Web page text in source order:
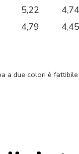
5,22
4,74
4,79 4,45
a due colori è